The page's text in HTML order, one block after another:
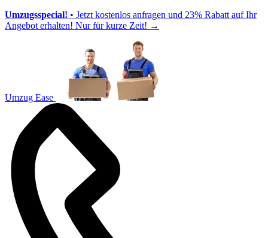
Umzugsspecial! • Jetzt kostenlos anfragen und 23% Rabatt auf Ihr
Angebot erhalten! Nur für kurze Zeit! →
Umzug Ease